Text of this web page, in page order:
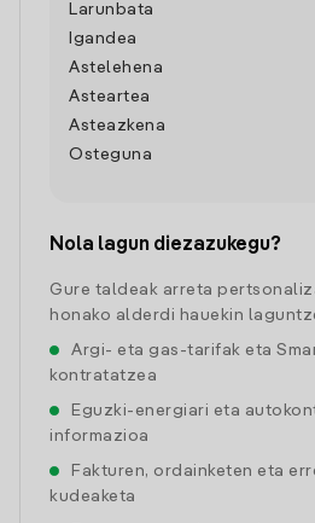
Larunbata
Igandea
Astelehena
Asteartea
Asteazkena
Osteguna
Nola lagun diezazukegu?
Gure taldeak arreta
honako alderdi hauekin
Argi- eta gas-tarifak eta
kontratatzea
Eguzki-energiari eta
informazioa
Fakturen, ordainketen eta
kudeaketa